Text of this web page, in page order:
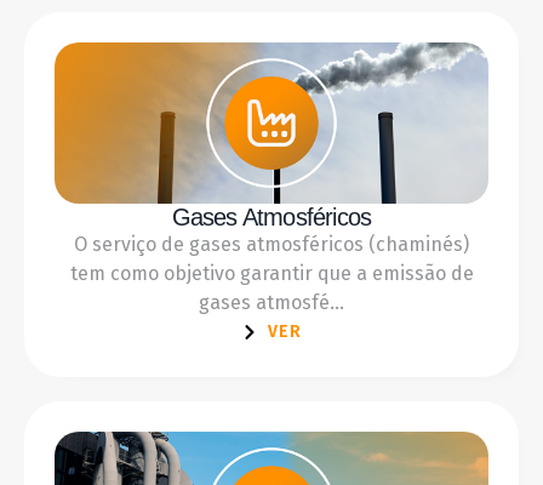
Gases Atmosféricos
O serviço de gases atmosféricos (chaminés)
tem como objetivo garantir que a emissão de
gases atmosfé...
VER